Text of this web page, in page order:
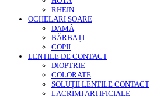
RHEIN
OCHELARI SOARE
DAMĂ
BĂRBAȚI
COPII
LENTILE DE CONTACT
DIOPTRIE
COLORATE
SOLUȚII LENTILE CONTACT
LACRIMI ARTIFICIALE